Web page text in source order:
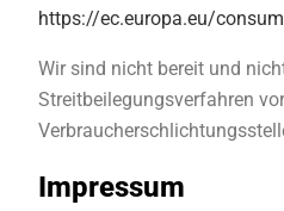
https://ec.europa.eu/
Wir sind nicht bereit und
Streitbeilegungsverfahren
Impressum